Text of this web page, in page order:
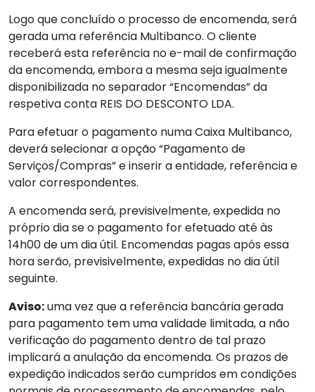
Logo que concluído o processo de encomenda, será
gerada uma referência Multibanco. O cliente
receberá esta referência no e-mail de confirmação
da encomenda, embora a mesma seja igualmente
disponibilizada no separador “Encomendas” da
respetiva conta REIS DO DESCONTO LDA.
Para efetuar o pagamento numa Caixa Multibanco,
deverá selecionar a opção “Pagamento de
Serviços/Compras” e inserir a entidade, referência e
valor correspondentes.
A encomenda será, previsivelmente, expedida no
próprio dia se o pagamento for efetuado até às
14h00 de um dia útil. Encomendas pagas após essa
hora serão, previsivelmente, expedidas no dia útil
seguinte.
Aviso:uma vez que a referência bancária gerada
para pagamento tem uma validade limitada, a não
verificação do pagamento dentro de tal prazo
implicará a anulação da encomenda. Os prazos de
expedição indicados serão cumpridos em condições